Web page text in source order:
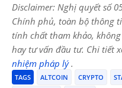
Disclaimer: Nghị quyết số
Chính phủ, toàn bộ thông
tính chất tham khảo,
hay tư vấn đầu tư. Chi tiết
nhiệm pháp lý.
TAGS ALTCOIN CRYPTO